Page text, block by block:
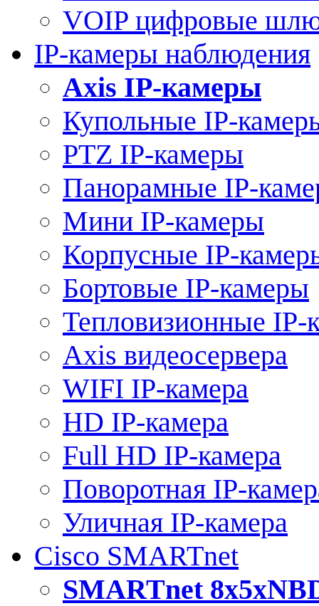
VOIP цифровые
IP-камеры наблюдения
Axis IP-камеры
Купольные IP-
PTZ IP-камеры
Панорамные IP-
Мини IP-камеры
Корпусные IP-
Бортовые IP-камеры
Тепловизионные IP-
Axis видеосервера
WIFI IP-камера
HD IP-камера
Full HD IP-камера
Поворотная IP-
Уличная IP-камера
Cisco SMARTnet
SMARTnet